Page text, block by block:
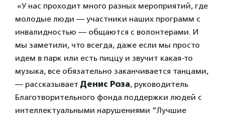
«У нас проходит много разных мероприятий, где
молодые люди — участники наших программ с
инвалидностью — общаются с волонтерами. И
мы заметили, что всегда, даже если мы просто
идем в парк или есть пиццу и звучит какая-то
музыка, все обязательно заканчивается танцами,
— рассказывает Денис Роза, руководитель
Благотворительного фонда поддержки людей с
интеллектуальными нарушениями ”Лучшие